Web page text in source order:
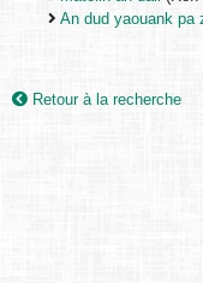
An dud yaouank pa
Retour à la recherche